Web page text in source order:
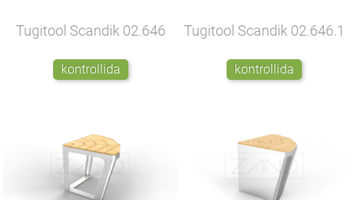
Tugitool Scandik 02.646
kontrollida
Tugitool Scandik 02.646.1
kontrollida